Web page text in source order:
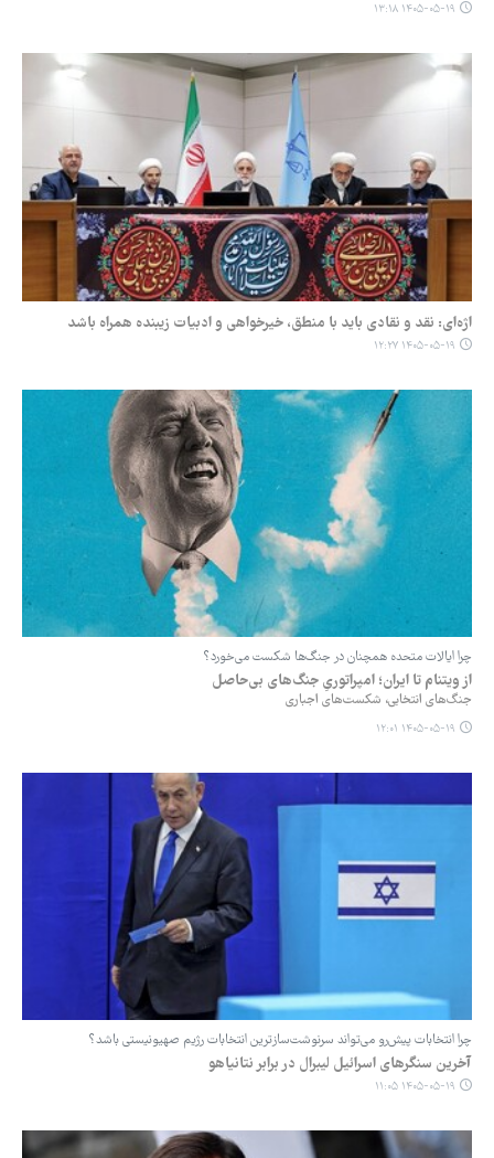
۱۴۰۵-۰۵-۱۹ ۱۳:۱۸
اژه‌ای: نقد و نقادی باید با منطق، خیرخواهی و ادبیات زیبنده همراه باشد
۱۴۰۵-۰۵-۱۹ ۱۲:۲۷
چرا ایالات متحده همچنان در جنگ‌ها شکست می‌خورد؟
از ویتنام تا ایران؛ امپراتوریِ جنگ‌های بی‌حاصل
جنگ‌های انتخابی، شکست‌های اجباری
۱۴۰۵-۰۵-۱۹ ۱۲:۰۱
چرا انتخابات پیش‌رو می‌تواند سرنوشت‌سازترین انتخابات رژیم صهیونیستی باشد؟
آخرین سنگرهای اسرائیل لیبرال در برابر نتانیاهو
۱۴۰۵-۰۵-۱۹ ۱۱:۰۵